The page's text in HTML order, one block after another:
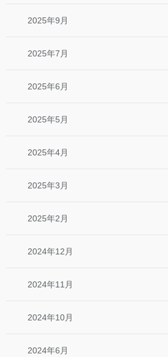
2025年9月
2025年7月
2025年6月
2025年5月
2025年4月
2025年3月
2025年2月
2024年12月
2024年11月
2024年10月
2024年6月